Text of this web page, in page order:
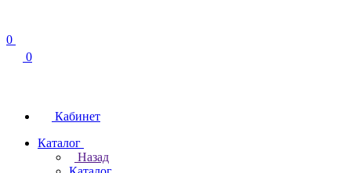
0
0
Кабинет
Каталог
Назад